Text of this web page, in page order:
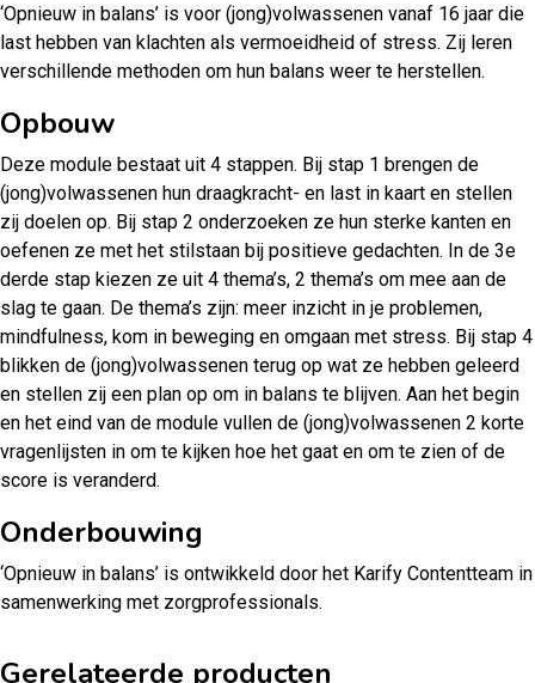
‘Opnieuw in balans’ is voor (jong)volwassenen vanaf 16 jaar die
last hebben van klachten als vermoeidheid of stress. Zij leren
verschillende methoden om hun balans weer te herstellen.
Opbouw
Deze module bestaat uit 4 stappen. Bij stap 1 brengen de
(jong)volwassenen hun draagkracht- en last in kaart en stellen
zij doelen op. Bij stap 2 onderzoeken ze hun sterke kanten en
oefenen ze met het stilstaan bij positieve gedachten. In de 3e
derde stap kiezen ze uit 4 thema’s, 2 thema’s om mee aan de
slag te gaan. De thema’s zijn: meer inzicht in je problemen,
mindfulness, kom in beweging en omgaan met stress. Bij stap 4
blikken de (jong)volwassenen terug op wat ze hebben geleerd
en stellen zij een plan op om in balans te blijven. Aan het begin
en het eind van de module vullen de (jong)volwassenen 2 korte
vragenlijsten in om te kijken hoe het gaat en om te zien of de
score is veranderd.
Onderbouwing
‘Opnieuw in balans’ is ontwikkeld door het Karify Contentteam in
samenwerking met zorgprofessionals.
Gerelateerde producten